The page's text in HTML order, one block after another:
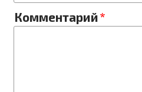
Комментарий